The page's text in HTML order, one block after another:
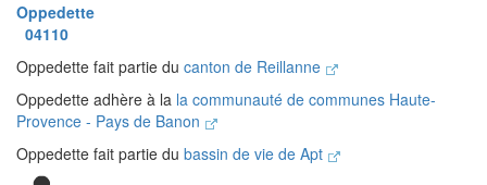
Oppedette
04110
Oppedette fait partie du canton de Reillanne
Oppedette adhère à la la communauté de communes Haute-
Provence - Pays de Banon
Oppedette fait partie du bassin de vie de Apt